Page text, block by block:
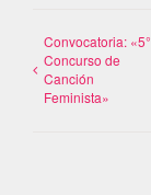
Convocatoria: «5°
Concurso de
Canción
Feminista»